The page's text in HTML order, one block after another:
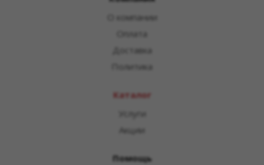
О компании
Оплата
Доставка
Политика
Каталог
Услуги
Акции
Помощь